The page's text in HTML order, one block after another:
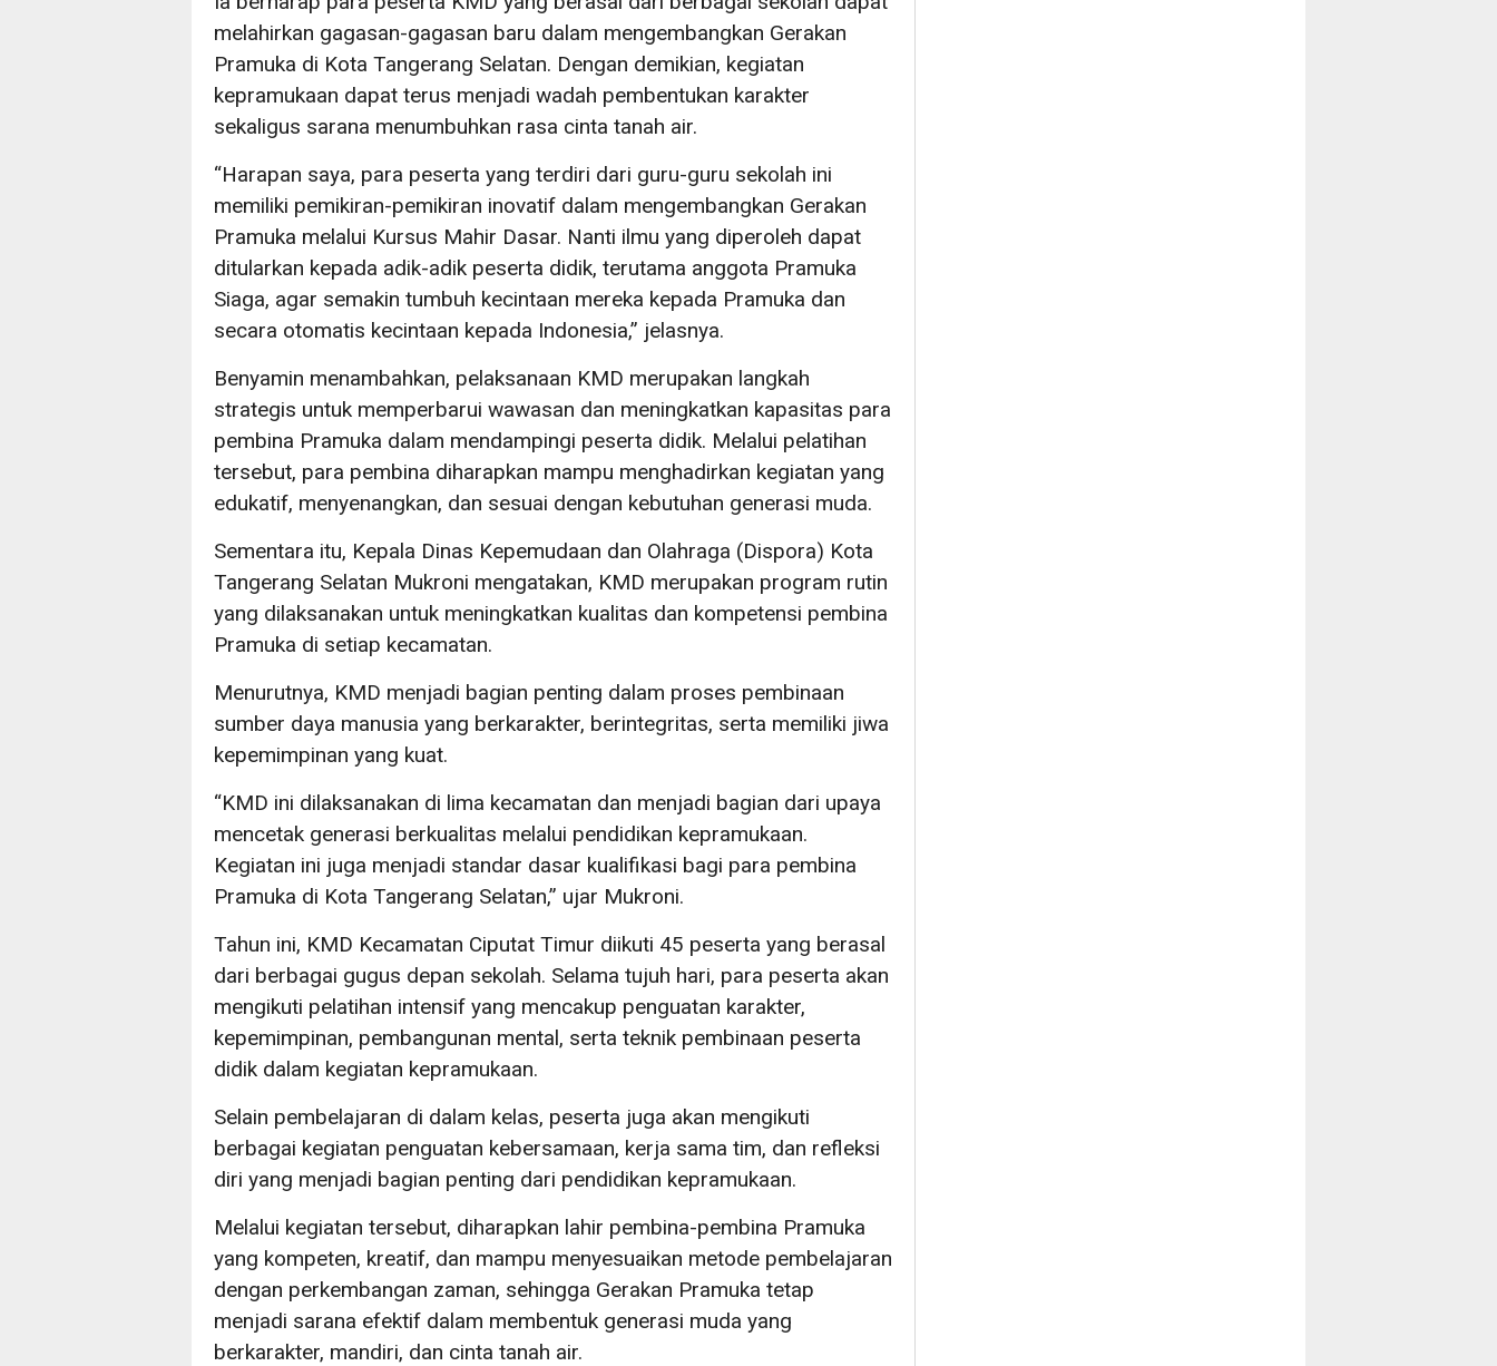
melahirkan gagasan-gagasan baru dalam mengembangkan Gerakan
Pramuka di Kota Tangerang Selatan. Dengan demikian, kegiatan
kepramukaan dapat terus menjadi wadah pembentukan karakter
sekaligus sarana menumbuhkan rasa cinta tanah air.
“Harapan saya, para peserta yang terdiri dari guru-guru sekolah ini
memiliki pemikiran-pemikiran inovatif dalam mengembangkan Gerakan
Pramuka melalui Kursus Mahir Dasar. Nanti ilmu yang diperoleh dapat
ditularkan kepada adik-adik peserta didik, terutama anggota Pramuka
Siaga, agar semakin tumbuh kecintaan mereka kepada Pramuka dan
secara otomatis kecintaan kepada Indonesia,” jelasnya.
Benyamin menambahkan, pelaksanaan KMD merupakan langkah
strategis untuk memperbarui wawasan dan meningkatkan kapasitas para
pembina Pramuka dalam mendampingi peserta didik. Melalui pelatihan
tersebut, para pembina diharapkan mampu menghadirkan kegiatan yang
edukatif, menyenangkan, dan sesuai dengan kebutuhan generasi muda.
Sementara itu, Kepala Dinas Kepemudaan dan Olahraga (Dispora) Kota
Tangerang Selatan Mukroni mengatakan, KMD merupakan program rutin
yang dilaksanakan untuk meningkatkan kualitas dan kompetensi pembina
Pramuka di setiap kecamatan.
Menurutnya, KMD menjadi bagian penting dalam proses pembinaan
sumber daya manusia yang berkarakter, berintegritas, serta memiliki jiwa
kepemimpinan yang kuat.
“KMD ini dilaksanakan di lima kecamatan dan menjadi bagian dari upaya
mencetak generasi berkualitas melalui pendidikan kepramukaan.
Kegiatan ini juga menjadi standar dasar kualifikasi bagi para pembina
Pramuka di Kota Tangerang Selatan,” ujar Mukroni.
Tahun ini, KMD Kecamatan Ciputat Timur diikuti 45 peserta yang berasal
dari berbagai gugus depan sekolah. Selama tujuh hari, para peserta akan
mengikuti pelatihan intensif yang mencakup penguatan karakter,
kepemimpinan, pembangunan mental, serta teknik pembinaan peserta
didik dalam kegiatan kepramukaan.
Selain pembelajaran di dalam kelas, peserta juga akan mengikuti
berbagai kegiatan penguatan kebersamaan, kerja sama tim, dan refleksi
diri yang menjadi bagian penting dari pendidikan kepramukaan.
Melalui kegiatan tersebut, diharapkan lahir pembina-pembina Pramuka
yang kompeten, kreatif, dan mampu menyesuaikan metode pembelajaran
dengan perkembangan zaman, sehingga Gerakan Pramuka tetap
menjadi sarana efektif dalam membentuk generasi muda yang
berkarakter, mandiri, dan cinta tanah air.